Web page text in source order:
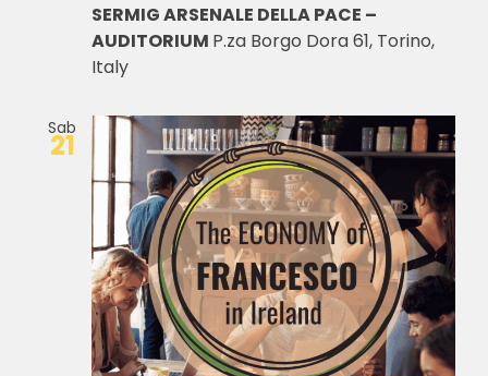
SERMIG ARSENALE DELLA PACE –
AUDITORIUM P.za Borgo Dora 61, Torino,
Italy
Sab
21